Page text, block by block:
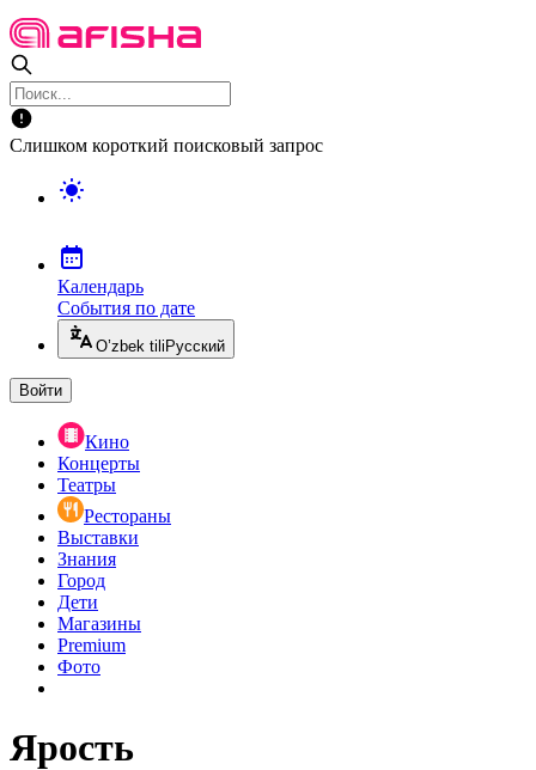
Слишком короткий поисковый запрос
Календарь
События по дате
O’zbek tili Русский
Войти
Кино
Концерты
Театры
Рестораны
Выставки
Знания
Город
Дети
Магазины
Premium
Фото
Ярость